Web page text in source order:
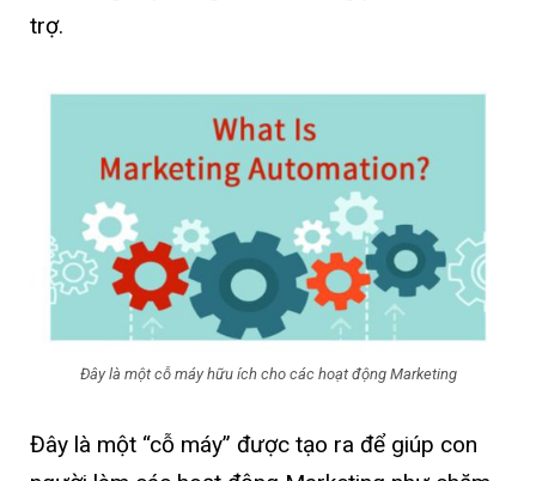
trợ.
Đây là một cỗ máy hữu ích cho các hoạt động Marketing
Đây là một “cỗ máy” được tạo ra để giúp con